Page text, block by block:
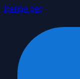
İçeriğe geç